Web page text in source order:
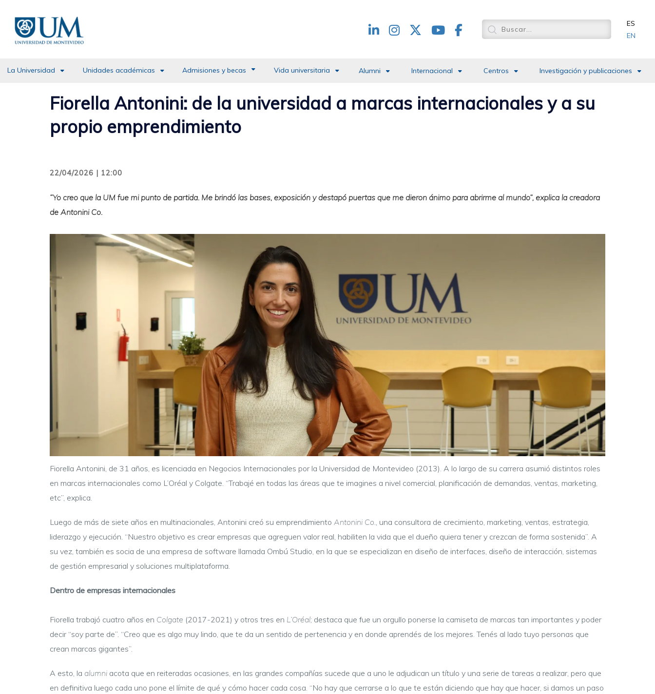
contenido
principal
Redes
ES
EN
La Universidad Unidades académicas Admisiones y becas Vida universitaria Alumni Internacional Centros Investigación y publicaciones
Fiorella Antonini: de la universidad a marcas internacionales y a su
propio emprendimiento
22/04/2026 | 12:00
“Yo creo que la UM fue mi punto de partida. Me brindó las bases, exposición y destapó puertas que me dieron ánimo para abrirme al mundo”, explica la creadora
de Antonini Co.
Fiorella Antonini, de 31 años, es licenciada en Negocios Internacionales por la Universidad de Montevideo (2013). A lo largo de su carrera asumió distintos roles
en marcas internacionales como L’Oréal y Colgate. “Trabajé en todas las áreas que te imagines a nivel comercial, planificación de demandas, ventas, marketing,
etc”, explica.
Luego de más de siete años en multinacionales, Antonini creó su emprendimiento Antonini Co., una consultora de crecimiento, marketing, ventas, estrategia,
liderazgo y ejecución. “Nuestro objetivo es crear empresas que agreguen valor real, habiliten la vida que el dueño quiera tener y crezcan de forma sostenida”. A
su vez, también es socia de una empresa de software llamada Ombú Studio, en la que se especializan en diseño de interfaces, diseño de interacción, sistemas
de gestión empresarial y soluciones multiplataforma.
Dentro de empresas internacionales
Fiorella trabajó cuatro años en Colgate (2017-2021) y otros tres en L’Oréal; destaca que fue un orgullo ponerse la camiseta de marcas tan importantes y poder
decir “soy parte de”. “Creo que es algo muy lindo, que te da un sentido de pertenencia y en donde aprendés de los mejores. Tenés al lado tuyo personas que
crean marcas gigantes”.
A esto, la alumni acota que en reiteradas ocasiones, en las grandes compañías sucede que a uno le adjudican un título y una serie de tareas a realizar, pero que
en definitiva luego cada uno pone el límite de qué y cómo hacer cada cosa. “No hay que cerrarse a lo que te están diciendo que hay que hacer, si damos un paso